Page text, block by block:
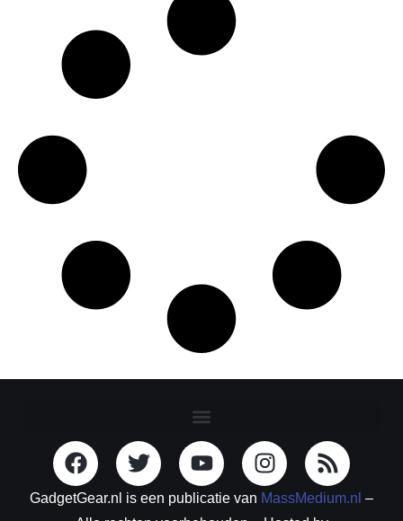
GadgetGear.nl is een publicatie van MassMedium.nl –